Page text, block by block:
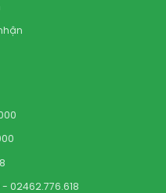
02462.776.618